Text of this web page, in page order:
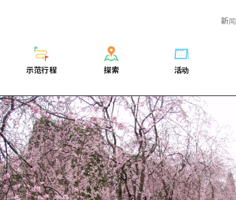
新闻
学习·体验
标准
历史·文化
治愈
示范行程
向导
广岛市内
安艺
答对了
美北
短途旅行
半天
一日游
1晚2天
探索
列表
广岛市内
安艺
答對了
活动
列表
访问访问
次要流量摘要
设施拥堵
广岛表情周游券
广岛免费无线上网
面向外国游客的街角旅游信息中心
志愿者指南
产
历史·文化
自然
导
艺北
宫岛周边
东山口
2晚3天
美北
艺北
宫岛周边
东山口
爱媛
上网
的街角旅游信息中心
绍广岛县的魅力！
灾难发生期间的交通信息